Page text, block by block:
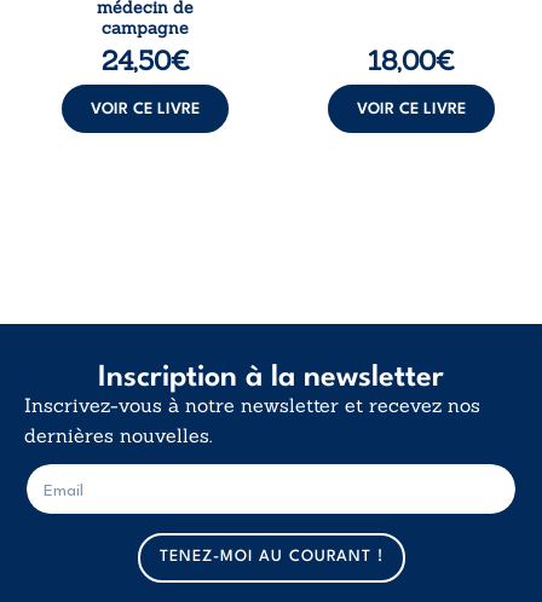
une décision de
première instance
médecin de
campagne
24,50€
VOIR CE LIVRE
18,00€
VOIR CE LIVRE
Inscription à la newsletter
Inscrivez-vous à notre newsletter et recevez nos
dernières nouvelles.
m
a
i
l
E
-
m
TENEZ-MOI AU COURANT !